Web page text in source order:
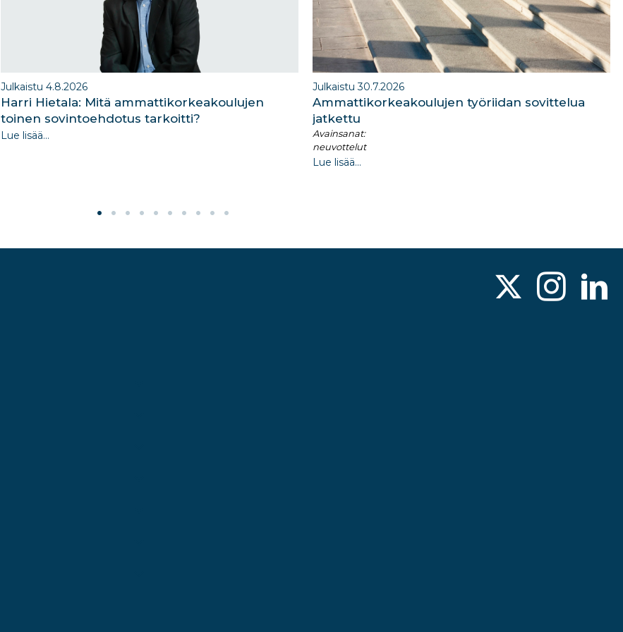
Julkaistu 4.8.2026
Harri Hietala: Mitä ammattikorkeakoulujen
toinen sovintoehdotus tarkoitti?
Lue lisää...
Julkaistu 30.7.2026
Ammattikorkeakoulujen työriidan sovittelua
jatkettu
Avainsanat:
neuvottelut
Lue lisää...